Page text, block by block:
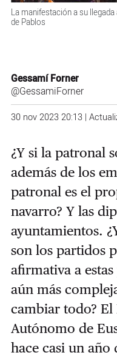
La manifestación a su
de Pablos
Gessamí Forner
@GessamiForner
30 nov 2023 20:13 |
¿Y si la patronal
además de los
patronal es el
navarro? Y las
ayuntamientos.
son los partidos
afirmativa a
aún más
cambiar todo?
Autónomo de
hace casi un año